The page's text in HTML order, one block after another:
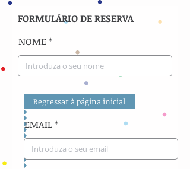
FORMULÁRIO DE RESERVA
NOME
Regressar à página inicial
EMAIL